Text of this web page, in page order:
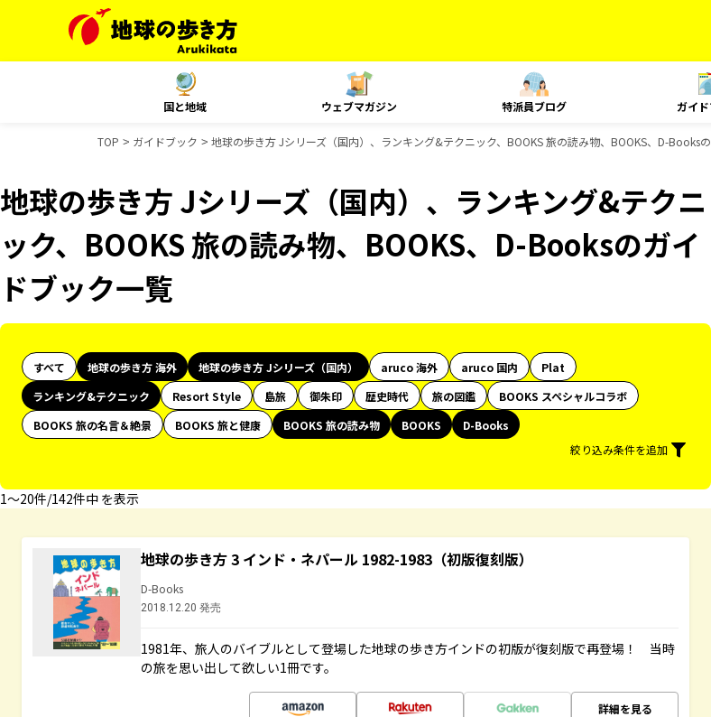
国と地域 ウェブマガジン 特派員ブログ ガイ
TOP ガイドブック 地球の歩き方 Jシリーズ（国内）、ランキング&テクニック、BOOKS 旅の読み物、BOOKS、D-Books
地球の歩き方 Jシリーズ（国内）、ランキング&テクニ
ック、BOOKS 旅の読み物、BOOKS、D-Booksのガイ
ドブック一覧
すべて 地球の歩き方 海外 地球の歩き方 Jシリーズ（国内） aruco 海外 aruco 国内
Plat
ランキング&テクニック
Resort Style 島旅 御朱印 歴史時代 旅の図鑑
BOOKS スペシャルコラボ
BOOKS 旅の名言＆絶景
BOOKS 旅と健康 BOOKS 旅の読み物 BOOKS
D-Books
絞り込み条件を追加
1〜20件/142件中 を表示
地球の歩き方 3 インド・ネパール 1982-1983（初版復刻版）
D-Books
2018.12.20 発売
1981年、旅人のバイブルとして登場した地球の歩き方インドの初版が復刻版で再登場！ 当時
の旅を思い出して欲しい1冊です。
詳細を見る